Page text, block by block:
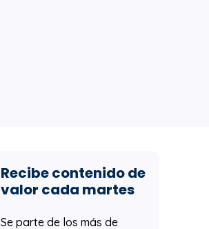
Recibe contenido de
valor cada martes
Se parte de los más de